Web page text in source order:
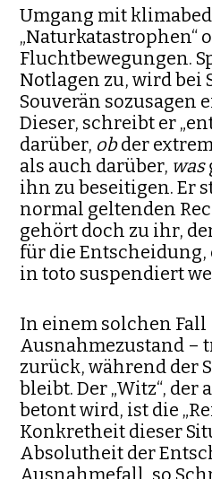
Umgang mit
„Naturkatastrophen“
Fluchtbewegungen.
Notlagen zu, wird bei
Souverän sozusagen
Dieser, schreibt er
darüber, obder
als auch darüber, was
ihn zu beseitigen. Er
normal geltenden
gehört doch zu ihr,
für die Entscheidung,
in toto suspen­diert
In einem solchen Fall
Ausnahmezustand –
zurück, während der
bleibt. Der „Witz“,
be­tont wird, ist die
Konkretheit dieser
Absolutheit der
Ausnahmefall, so